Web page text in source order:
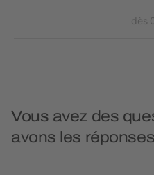
dès
Vous avez des
avons les